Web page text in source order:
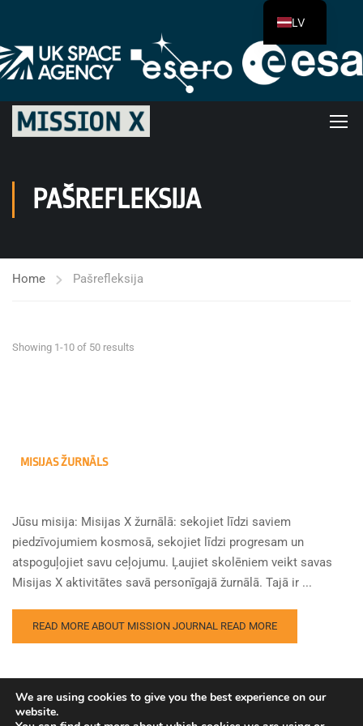
PAŠREFLEKSIJA
Home Pašrefleksija
Showing 1-10 of 50 results
MISIJAS ŽURNĀLS
Jūsu misija: Misijas X žurnālā: sekojiet līdzi saviem
piedzīvojumiem kosmosā, sekojiet līdzi progresam un
atspoguļojiet savu ceļojumu. Ļaujiet skolēniem veikt savas
Misijas X aktivitātes savā personīgajā žurnālā. Tajā ir ...
READ MORE ABOUT MISSION JOURNAL READ MORE
We are using cookies to give you the best experience on our
website.
LV